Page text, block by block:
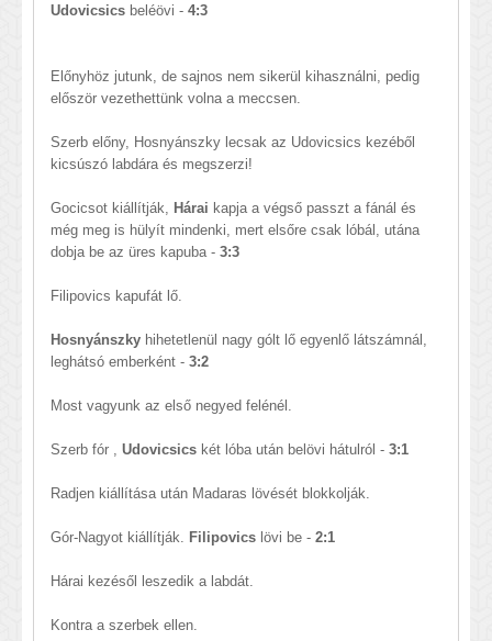
Udovicsics beléövi - 4:3
Előnyhöz jutunk, de sajnos nem sikerül kihasználni, pedig
először vezethettünk volna a meccsen.
Szerb előny, Hosnyánszky lecsak az Udovicsics kezéből
kicsúszó labdára és megszerzi!
Gocicsot kiállítják, Hárai kapja a végső passzt a fánál és
még meg is hülyít mindenki, mert elsőre csak lóbál, utána
dobja be az üres kapuba - 3:3
Filipovics kapufát lő.
Hosnyánszky hihetetlenül nagy gólt lő egyenlő látszámnál,
leghátsó emberként - 3:2
Most vagyunk az első negyed felénél.
Szerb fór , Udovicsics két lóba után belövi hátulról - 3:1
Radjen kiállítása után Madaras lövését blokkolják.
Gór-Nagyot kiállítják. Filipovics lövi be - 2:1
Hárai kezésől leszedik a labdát.
Kontra a szerbek ellen.